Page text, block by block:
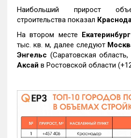
Наибольший прирост
строительства показал
На втором месте
тыс. кв. м, далее следуют
Энгельс (Саратовская
Аксай в Ростовской области